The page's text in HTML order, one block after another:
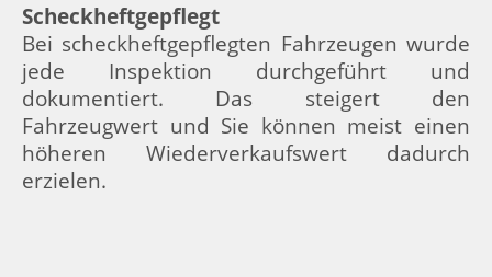
Scheckheftgepflegt
Bei scheckheftgepflegten Fahrzeugen wurde
jede Inspektion durchgeführt und
dokumentiert. Das steigert den
Fahrzeugwert und Sie können meist einen
höheren Wiederverkaufswert dadurch
erzielen.